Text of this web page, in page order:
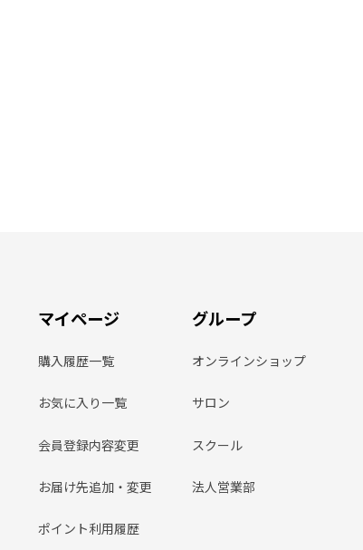
マイページ
購入履歴一覧
お気に入り一覧
会員登録内容変更
お届け先追加・変更
ポイント利用履歴
グループ
オンラインショップ
サロン
スクール
法人営業部